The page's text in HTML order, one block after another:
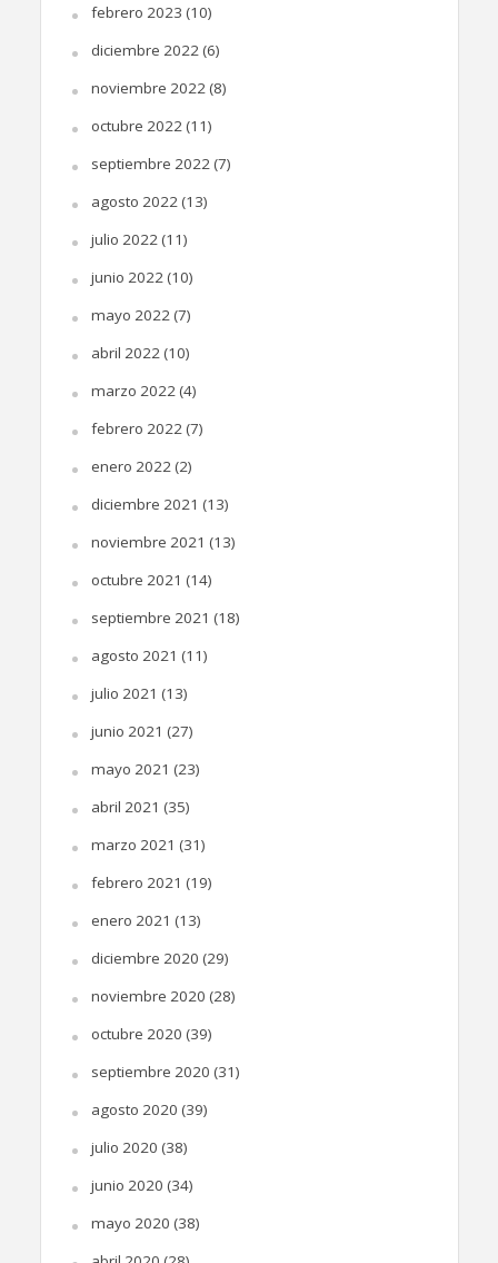
febrero 2023 (10)
diciembre 2022(6)
noviembre 2022(8)
octubre 2022(11)
septiembre 2022(7)
agosto 2022(13)
julio 2022(11)
junio 2022(10)
mayo 2022(7)
abril 2022(10)
marzo 2022(4)
febrero 2022(7)
enero 2022(2)
diciembre 2021 (13)
noviembre 2021 (13)
octubre 2021 (14)
septiembre 2021 (18)
agosto 2021 (11)
julio 2021 (13)
junio 2021 (27)
mayo 2021 (23)
abril 2021 (35)
marzo 2021 (31)
febrero 2021 (19)
enero 2021 (13)
diciembre 2020 (29)
noviembre 2020 (28)
octubre 2020 (39)
septiembre 2020 (31)
agosto 2020 (39)
julio 2020 (38)
junio 2020 (34)
mayo 2020 (38)